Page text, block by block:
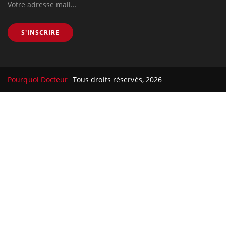
S'INSCRIRE
Pourquoi Docteur Tous droits réservés, 2026